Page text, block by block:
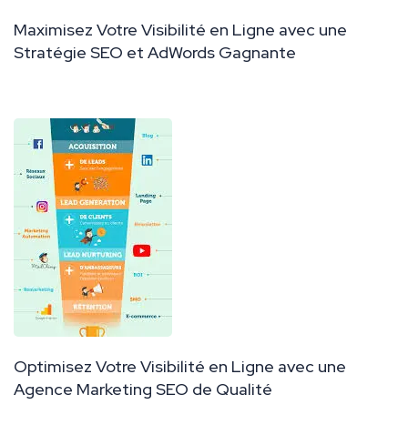
Maximisez Votre Visibilité en Ligne avec une
Stratégie SEO et AdWords Gagnante
Optimisez Votre Visibilité en Ligne avec une
Agence Marketing SEO de Qualité